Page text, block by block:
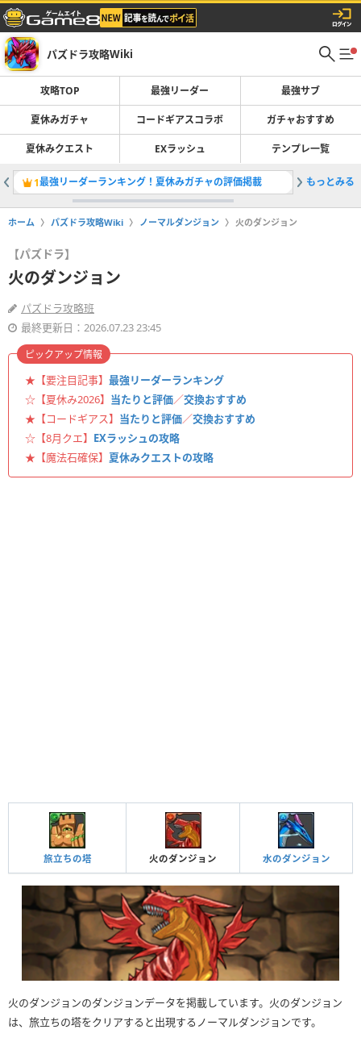
パズドラ攻略Wiki
攻略TOP 最強リーダー 最強サブ
夏休みガチャ コードギアスコラボ ガチャおすすめ
夏休みクエスト EXラッシュ テンプレ一覧
1最強リーダーランキング！夏休みガチャの評価掲載 2コード
もっとみる
ホーム パズドラ攻略Wiki ノーマルダンジョン 火のダンジョン
【パズドラ】
火のダンジョン
パズドラ攻略班
最終更新日：2026.07.23 23:45
★【要注目記事】 最強リーダーランキング
☆【夏休み2026】 当たりと評価／交換おすすめ
★【コードギアス】 当たりと評価／交換おすすめ
☆【8月クエ】 EXラッシュの攻略
★【魔法石確保】 夏休みクエストの攻略
ピックアップ情報
旅立ちの塔 火のダンジョン 水のダンジョン
火のダンジョンのダンジョンデータを掲載しています。火のダンジョン
は、旅立ちの塔をクリアすると出現するノーマルダンジョンです。